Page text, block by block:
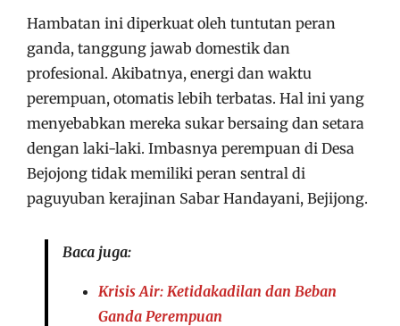
Hambatan ini diperkuat oleh tuntutan peran
ganda, tanggung jawab domestik dan
profesional. Akibatnya, energi dan waktu
perempuan, otomatis lebih terbatas. Hal ini yang
menyebabkan mereka sukar bersaing dan setara
dengan laki-laki. Imbasnya perempuan di Desa
Bejojong tidak memiliki peran sentral di
paguyuban kerajinan Sabar Handayani, Bejijong.
Baca juga:
Krisis Air: Ketidakadilan dan Beban
Ganda Perempuan